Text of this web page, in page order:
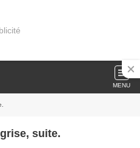
MENU
suite.